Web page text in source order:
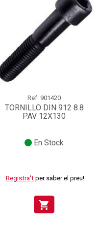
Ref. 901420
TORNILLO DIN 912 8.8
PAV 12X130
En Stock
Registra't per saber el preu!
shopping_cart